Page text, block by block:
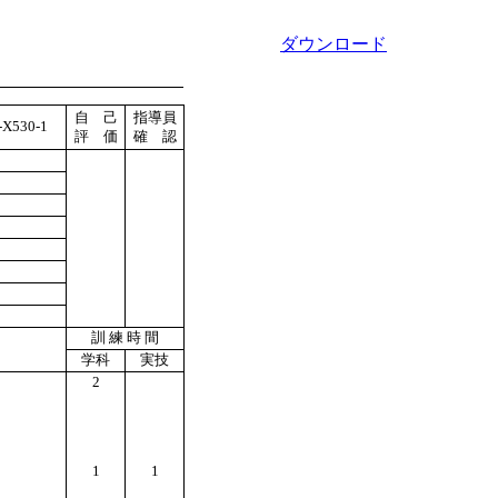
1
自 己
評 価
指導員
確 認
訓 練 時 間
学科
実技
2
1
1
ダウンロード